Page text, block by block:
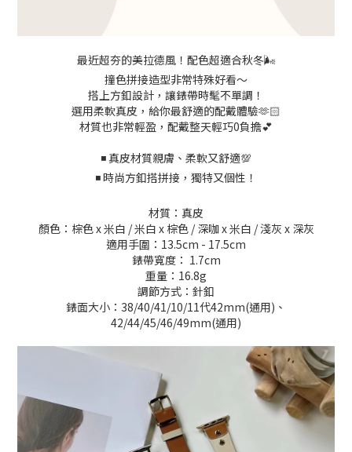
最近超夯的美拉德風！配色超適合秋冬🌬️
撞色拼接造型非常特殊好看～
搭上方釦設計，讓錶帶時髦不單調！
選用柔軟真皮，給你最舒適的配戴體驗🫶🏻
材質也非常輕盈，配戴整天輕巧0負擔💕
◾️ 真皮材質親膚、柔軟又舒適💯
◾️時尚方釦搭拼接，獨特又個性！
材質：真皮
顏色：棕色 x 米白 / 米白 x 棕色 / 深咖 x 米白 / 淺灰 x 深灰
適用手圍：13.5cm - 17.5cm
錶帶寬度： 1.7cm
重量：16.8g
調節方式：針釦
錶面大小：38/40/41/10/11代42mm(通用)、
42/44/45/46/49mm(通用)